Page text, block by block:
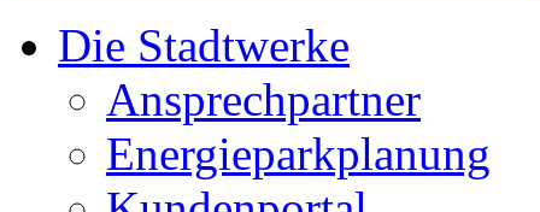
Die Stadtwerke
Ansprechpartner
Energieparkplanung